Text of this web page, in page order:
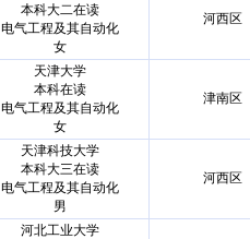
本科大二在读
电气工程及其自动化
女
河西区
天津大学
本科在读
电气工程及其自动化
女
津南区
天津科技大学
本科大三在读
电气工程及其自动化
男
河西区
河北工业大学